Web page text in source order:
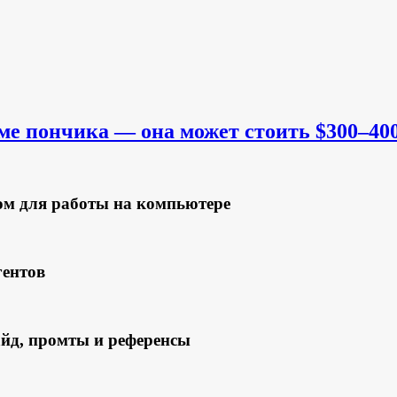
пончика — она может стоить
для работы на компьютере
промты и референсы